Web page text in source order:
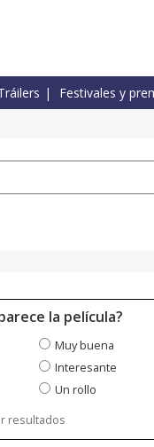
Festivales y
la película?
Muy buena
Interesante
Un rollo
resultados